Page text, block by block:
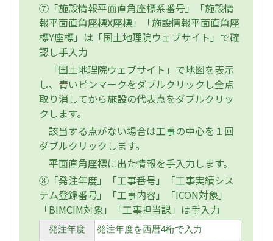
⑦「施設情報平面直角座標系番号」「施設情
報平面直角座標X座標」「施設情報平面直角座
標Y座標」は「国土地理院ウェブサイト」で確
認し手入力
「国土地理院ウェブサイト」で地図を表示
し、青いピンマークをダブルクリックし全点
取り消してから施設の代表点をダブルクリッ
クします。
該当する点がない場合は工事の中心を１回
ダブルクリックします。
平面直角座標に出た情報を手入力します。
⑧「発注年度」「工事番号」「工事実績シス
テム登録番号」「工事内容」「ICON対象」
「BIMCIM対象」「工事担当課」は手入力
発注年度 発注年度を西暦4桁で入力